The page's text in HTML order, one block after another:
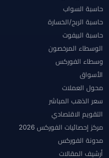
حاسبة السواب
حاسبة الربح/الخسارة
حاسبة البيفوت
الوسطاء المرخصون
وسطاء الفوركس
الأسواق
محول العملات
سعر الذهب المباشر
التقويم الاقتصادي
مركز إحصائيات الفوركس 2026
مدونة الفوركس
أرشيف المقالات